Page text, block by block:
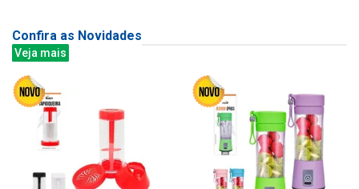
Confira as Novidades
Veja mais